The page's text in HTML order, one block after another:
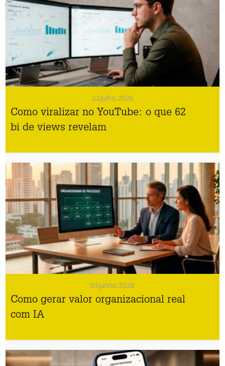
22julho.2026
Como viralizar no YouTube: o que 62
bi de views revelam
03junho.2026
Como gerar valor organizacional real
com IA